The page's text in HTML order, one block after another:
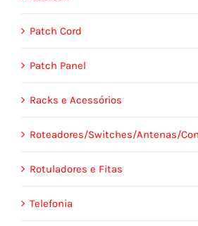
Patch Cord
Patch Panel
Racks e Acessórios
Roteadores/Switches/Antenas/
Rotuladores e Fitas
Telefonia